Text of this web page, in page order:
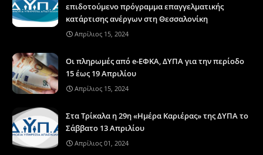
επιδοτούμενο πρόγραμμα επαγγελματικής
κατάρτισης ανέργων στη Θεσσαλονίκη
Απρίλιος 15, 2024
Οι πληρωμές από e-ΕΦΚΑ, ΔΥΠΑ για την περίοδο
15 έως 19 Απριλίου
Απρίλιος 15, 2024
Στα Τρίκαλα η 29η «Ημέρα Καριέρας» της ΔΥΠΑ το
Σάββατο 13 Απριλίου
Απρίλιος 01, 2024